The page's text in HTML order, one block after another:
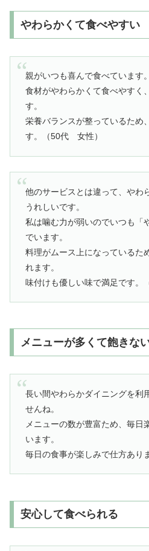
やわらかくて食べやすい
親がいつも喜んで食べています。
食材がやわらかくて食べやすく
す。
栄養バランスが整っているため
す。（50代 女性）
他のサービスとは違って、やわ
うれしいです。
私は噛む力が弱いのでいつも「
でいます。
料理がムース上になっているた
れます。
味付けも優しい味で満足です。
メニューが多くて飽きな
長い間やわらかダイニングを利
せんね。
メニューの数が豊富ため、毎日
います。
毎日の食事が楽しみで仕方あり
安心して食べられる